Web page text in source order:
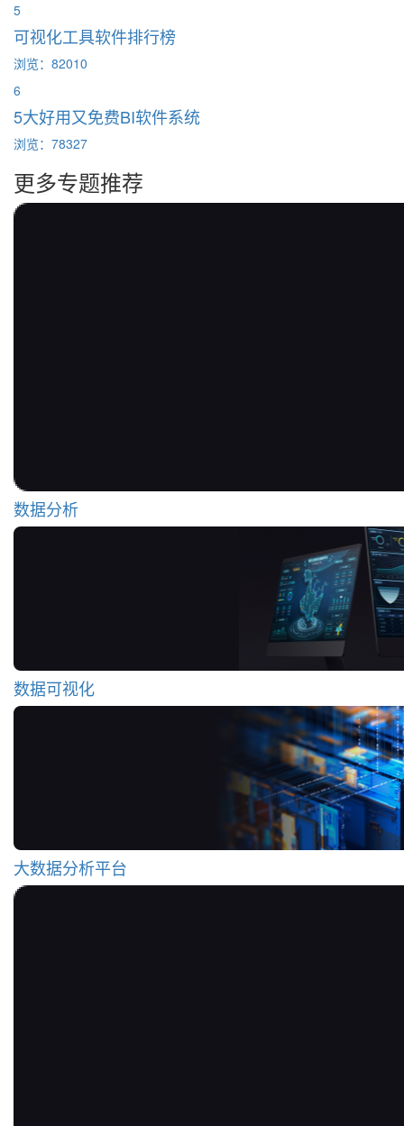
5
可视化工具软件排行榜
浏览：82010
6
5大好用又免费BI软件系统
浏览：78327
更多专题推荐
数据分析
数据可视化
大数据分析平台